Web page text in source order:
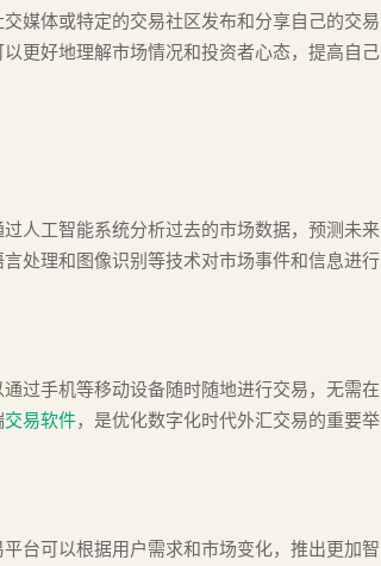
媒体或特定的交易社区发布和分享自己的交易
更好地理解市场情况和投资者心态，提高自己
人工智能系统分析过去的市场数据，预测未来
处理和图像识别等技术对市场事件和信息进行
过手机等移动设备随时随地进行交易，无需在
交易软件，是优化数字化时代外汇交易的重要举
台可以根据用户需求和市场变化，推出更加智